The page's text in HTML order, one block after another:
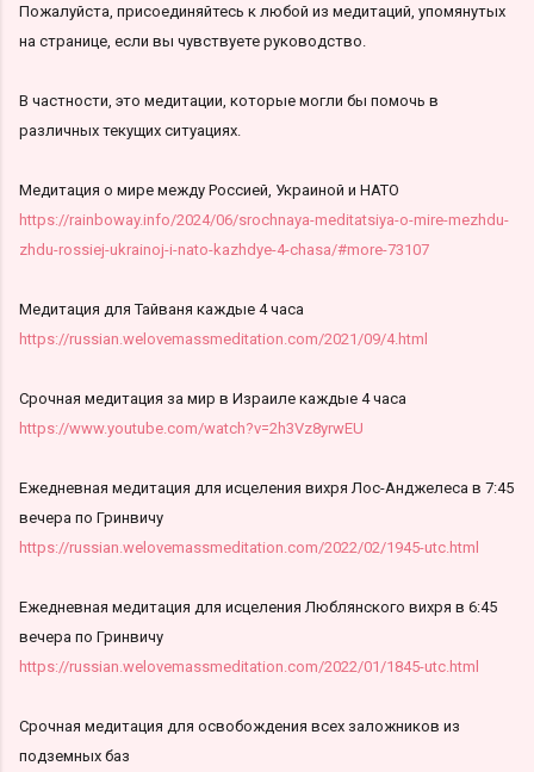
Пожалуйста, присоединяйтесь к любой из медитаций, упомянутых
на странице, если вы чувствуете руководство.
В частности, это медитации, которые могли бы помочь в
различных текущих ситуациях.
Медитация о мире между Россией, Украиной и НАТО
https://rainboway.info/2024/06/srochnaya-meditatsiya-o-mire-mezhdu-
zhdu-rossiej-ukrainoj-i-nato-kazhdye-4-chasa/#more-73107
Медитация для Тайваня каждые 4 часа
https://russian.welovemassmeditation.com/2021/09/4.html
Срочная медитация за мир в Израиле каждые 4 часа
https://www.youtube.com/watch?v=2h3Vz8yrwEU
Ежедневная медитация для исцеления вихря Лос-Анджелеса в 7:45
вечера по Гринвичу
https://russian.welovemassmeditation.com/2022/02/1945-utc.html
Ежедневная медитация для исцеления Люблянского вихря в 6:45
вечера по Гринвичу
https://russian.welovemassmeditation.com/2022/01/1845-utc.html
Срочная медитация для освобождения всех заложников из
подземных баз